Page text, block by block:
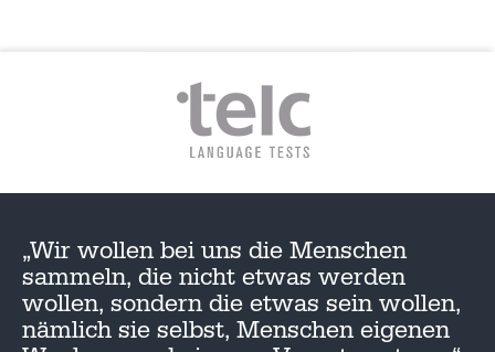
„Wir wollen bei uns die Menschen
sammeln, die nicht etwas werden
wollen, sondern die etwas sein wollen,
nämlich sie selbst, Menschen eigenen